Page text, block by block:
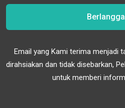
Email yang Kami terima menjadi
dirahsiakan dan tidak disebarkan,
untuk memberi